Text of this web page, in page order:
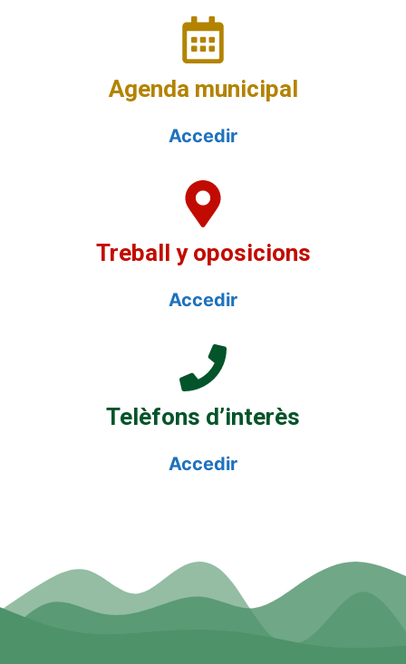
Agenda municipal
Accedir
Treball y oposicions
Accedir
Telèfons d’interès
Accedir